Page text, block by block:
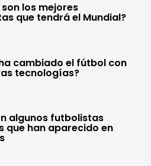
los mejores
que tendrá el Mundial?
cambiado el fútbol con
tecnologías?
algunos futbolistas
que han aparecido en